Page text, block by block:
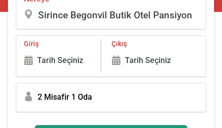
Giriş
Tarih Seçiniz
Çıkış
Tarih Seçiniz
2 Misafir 1 Oda